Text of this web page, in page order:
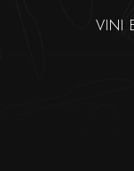
VINI